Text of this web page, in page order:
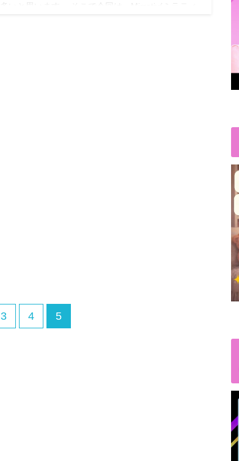
多いと思います。 そこで今回は、Mirrativ(ミラティ
3 4 5